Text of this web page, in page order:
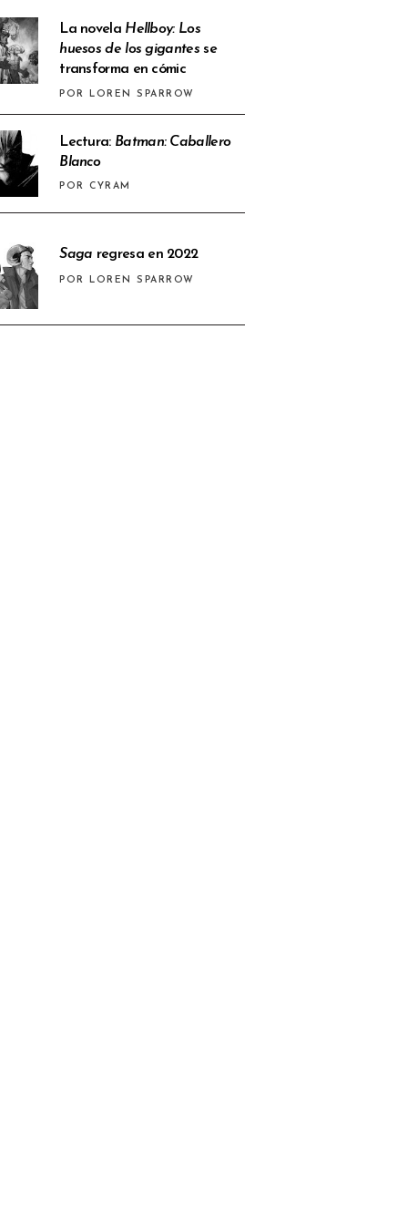
La novela Hellboy: Los
huesos de los gigantesse
transforma en cómic
POR LOREN SPARROW
Lectura: Batman: Caballero
Blanco
POR CYRAM
Saga regresa en 2022
POR LOREN SPARROW